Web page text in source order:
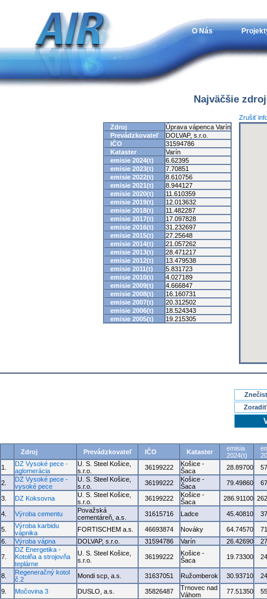
O Nás
Najväčšie
Zrušiť
Zdroj
Úprava vápenca Varín
Prevádzkovateľ
DOLVAP, s.r.o.
IČO
31594786
Kataster
Varín
emisie 2024(t)
6.62395
emisie 2023(t)
7.70851
emisie 2022(t)
8.610756
emisie 2021(t)
8.944127
emisie 2020(t)
11.610359
emisie 2019(t)
12.013632
emisie 2018(t)
11.482287
emisie 2017(t)
17.097828
emisie 2016(t)
31.232697
emisie 2015(t)
27.25648
emisie 2014(t)
21.057262
emisie 2013(t)
28.471217
emisie 2012(t)
13.479538
emisie 2011(t)
5.831723
emisie 2010(t)
4.027189
emisie 2009(t)
4.666847
emisie 2008(t)
16.160731
emisie 2007(t)
20.312502
emisie 2006(t)
18.524343
emisie 2005(t)
19.215305
Zdroj Prevádzkovateľ IČO Kataster
emisia
2024(t)
1.
DZ Vysoké pece -
aglomerácia
U. S. Steel Košice,
s.r.o.
36199222
Košice -
Šaca
28.89700
2.
DZ Vysoké pece -
vysoké pece
U. S. Steel Košice,
s.r.o.
36199222
Košice -
Šaca
79.49860
3. DZ Koksovna
U. S. Steel Košice,
s.r.o.
36199222
Košice -
Šaca
286.91100
4. Výroba cementu
Považská
cementáreň, a.s.
31615716 Ladce 45.40810
5.
Výroba karbidu
vápnika
FORTISCHEM a.s. 46693874 Nováky 64.74570
6.
Výroba vápna DOLVAP, s.r.o. 31594786 Varín 26.42690
7.
DZ Energetika -
Kotolňa a strojovňa
teplárne
U. S. Steel Košice,
s.r.o.
36199222
Košice -
Šaca
19.73300
8.
Regeneračný kotol
č.2
Mondi scp, a.s. 31637051 Ružomberok 30.93710
9. Močovina 3 DUSLO, a.s. 35826487
Trnovec nad
Váhom
77.51350